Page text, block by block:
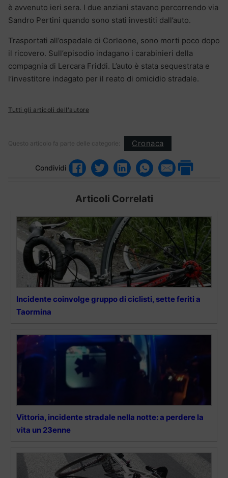
è avvenuto ieri sera. I due anziani stavano percorrendo via
Sandro Pertini quando sono stati investiti dall’auto.
Trasportati all’ospedale di Corleone, sono morti poco dopo
il ricovero. Sull’episodio indagano i carabinieri della
compagnia di Lercara Friddi. L’auto è stata sequestrata e
l’investitore indagato per il reato di omicidio stradale.
Tutti gli articoli dell'autore
Questo articolo fa parte delle categorie: Cronaca
Condividi
Articoli Correlati
Incidente coinvolge gruppo di ciclisti, sette feriti a
Taormina
Vittoria, incidente stradale nella notte: a perdere la
vita un 23enne